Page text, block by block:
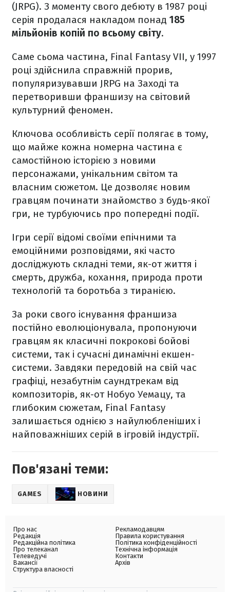
(JRPG). З моменту свого дебюту в 1987 році
серія продалася накладом понад 185
мільйонів копій по всьому світу.
Саме сьома частина, Final Fantasy VII, у 1997
році здійснила справжній прорив,
популяризувавши JRPG на Заході та
перетворивши франшизу на світовий
культурний феномен.
Ключова особливість серії полягає в тому,
що майже кожна номерна частина є
самостійною історією з новими
персонажами, унікальним світом та
власним сюжетом. Це дозволяє новим
гравцям починати знайомство з будь-якої
гри, не турбуючись про попередні події.
Ігри серії відомі своїми епічними та
емоційними розповідями, які часто
досліджують складні теми, як-от життя і
смерть, дружба, кохання, природа проти
технологій та боротьба з тиранією.
За роки свого існування франшиза
постійно еволюціонувала, пропонуючи
гравцям як класичні покрокові бойові
системи, так і сучасні динамічні екшен-
системи. Завдяки передовій на свій час
графіці, незабутнім саундтрекам від
композиторів, як-от Нобуо Уемацу, та
глибоким сюжетам, Final Fantasy
залишається однією з найулюбленіших і
найповажніших серій в ігровій індустрії.
Пов'язані теми:
GAMES НОВИНИ
Про нас
Редакція
Редакційна політика
Про телеканал
Телеведучі
Вакансії
Структура власності
Рекламодавцям
Правила користування
Політика конфіденційності
Технічна інформація
Контакти
Архів